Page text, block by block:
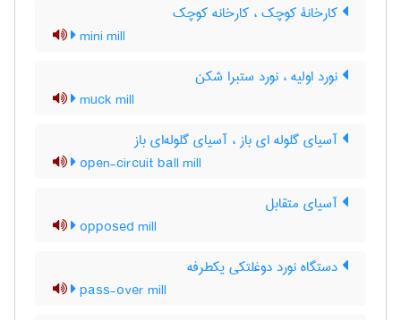
کارخانۀ کوچک ، کارخانه کوچک
mini mill
نورد اولیه ، نورد ستبرا شکن
muck mill
آسیای گلوله ای باز ، آسیای گلوله‌ای باز
open-circuit ball mill
آسیای متقابل
opposed mill
دستگاه نورد دوغلتکی یکطرفه
pass-over mill